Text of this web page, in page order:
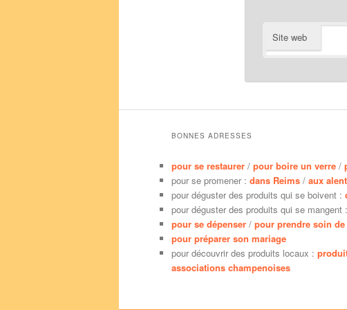
Site web
BONNES ADRESSES
pour se restaurer / pour boire un verre /
pour se promener : dans Reims / aux
pour déguster des produits qui se boivent :
pour déguster des produits qui se mangent :
pour se dépenser / pour prendre soin
pour préparer son mariage
pour découvrir des produits locaux :
associations champenoises